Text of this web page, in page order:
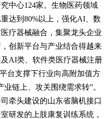
中心124家。生物医药领域
达到80%以上，强化AI、数
疗器械融合，集聚龙头企业
创新平台与产业结合得越来
AI类、软件类医疗器械注册
台支撑下行业向高附加值方
链上、攻关围绕需求转”。
牵头建设的山东省脑机接口
研发的上肢康复训练系统，